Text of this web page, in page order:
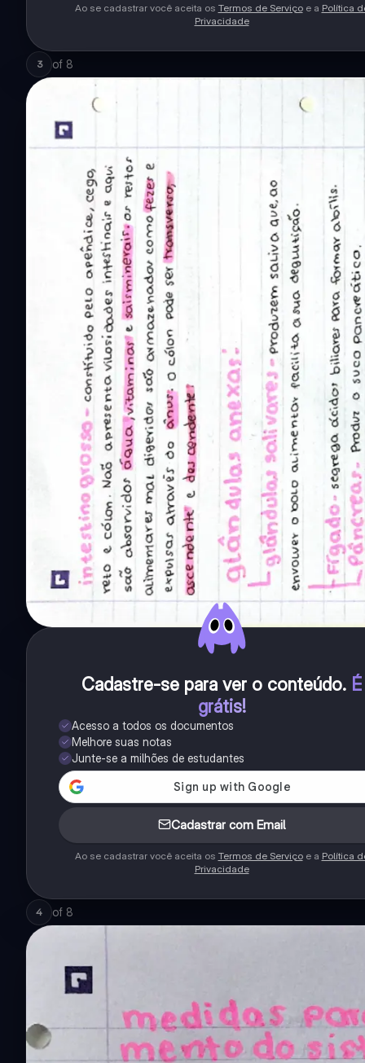
Ao se cadastrar você aceita os Termos de Serviçoe a Política
Privacidade
3 of 8
Cadastre-se para ver o conteúdo. É
grátis!
Acesso a todos os documentos
Melhore suas notas
Junte-se a milhões de estudantes
Cadastrar com Email
Ao se cadastrar você aceita os Termos de Serviçoe a Política
Privacidade
4 of 8